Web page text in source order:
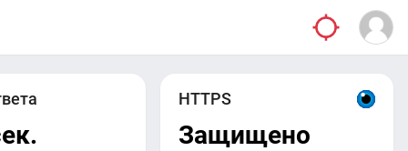
HTTPS
Защищено